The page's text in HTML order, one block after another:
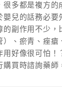
很多都是複方
嬰兒的話務必
的副作用不少
）、瘀青、痤
用好像很可怕！
購買時諮詢藥師